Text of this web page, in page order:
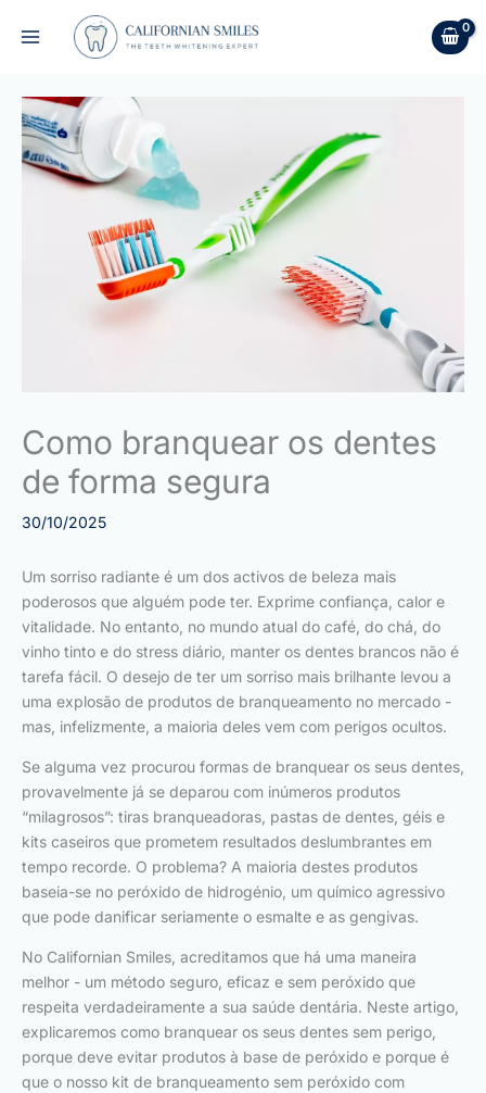
Como branquear os dentes
de forma segura
30/10/2025
Um sorriso radiante é um dos activos de beleza mais
poderosos que alguém pode ter. Exprime confiança, calor e
vitalidade. No entanto, no mundo atual do café, do chá, do
vinho tinto e do stress diário, manter os dentes brancos não é
tarefa fácil. O desejo de ter um sorriso mais brilhante levou a
uma explosão de produtos de branqueamento no mercado -
mas, infelizmente, a maioria deles vem com perigos ocultos.
Se alguma vez procurou formas de branquear os seus dentes,
provavelmente já se deparou com inúmeros produtos
“milagrosos”: tiras branqueadoras, pastas de dentes, géis e
kits caseiros que prometem resultados deslumbrantes em
tempo recorde. O problema? A maioria destes produtos
baseia-se no peróxido de hidrogénio, um químico agressivo
que pode danificar seriamente o esmalte e as gengivas.
No Californian Smiles, acreditamos que há uma maneira
melhor - um método seguro, eficaz e sem peróxido que
respeita verdadeiramente a sua saúde dentária. Neste artigo,
explicaremos como branquear os seus dentes sem perigo,
porque deve evitar produtos à base de peróxido e porque é
que o nosso kit de branqueamento sem peróxido com